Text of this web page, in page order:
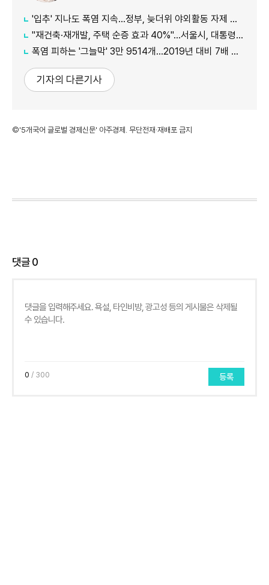
'입추' 지나도 폭염 지속...정부, 늦더위 야외활동 자제 당부
"재건축·재개발, 주택 순증 효과 40%"...서울시, 대통령실에 정비사업 '백서' 전달
폭염 피하는 '그늘막' 3만 9514개…2019년 대비 7배 증가
기자의 다른기사
©'5개국어 글로벌 경제신문' 아주경제. 무단전재·재배포 금지
댓글0
0 / 300 등록